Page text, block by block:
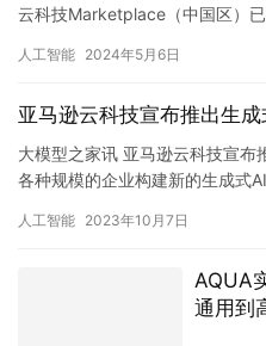
云科技Marketplace（中国区）
人工智能 2024年5月6日
亚马逊云科技宣布推出生
大模型之家讯 亚马逊云科技宣布
各种规模的企业构建新的生成式
人工智能 2023年10月7日
AQUA
通用到